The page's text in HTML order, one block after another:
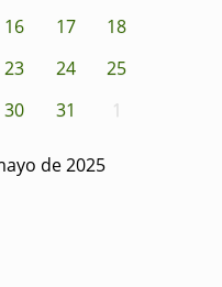
16 17
18
23 24
25
30 31 1
de 2025